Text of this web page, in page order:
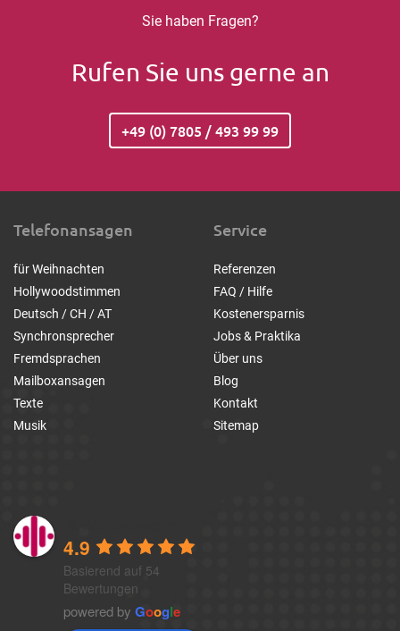
Sie haben Fragen?
Rufen Sie uns gerne an
+49 (0) 7805 / 493 99 99
Telefonansagen
für Weihnachten
Hollywoodstimmen
Deutsch / CH / AT
Synchronsprecher
Fremdsprachen
Mailboxansagen
Texte
Musik
4.9
Basierend auf 54
Bewertungen
powered by Google
Service
Referenzen
FAQ / Hilfe
Kostenersparnis
Jobs & Praktika
Über uns
Blog
Kontakt
Sitemap